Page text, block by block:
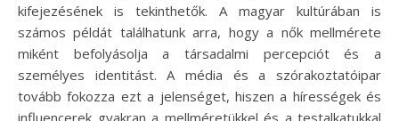
kifejezésének is tekinthetők. A magyar kultúrában is
számos példát találhatunk arra, hogy a nők mellmérete
miként befolyásolja a társadalmi percepciót és a
személyes identitást. A média és a szórakoztatóipar
tovább fokozza ezt a jelenséget, hiszen a hírességek és
influencerek gyakran a mellméretükkel és a testalkatukkal